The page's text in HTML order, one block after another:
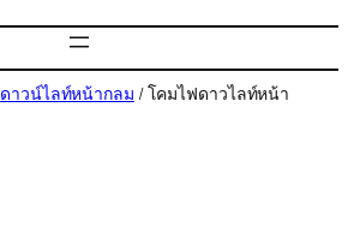
ดาวน์ไลท์หน้ากลม / โคมไฟดาวไลท์หน้า